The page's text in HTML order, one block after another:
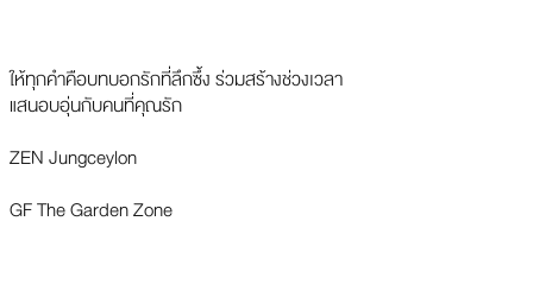
ให้ทุกคำคือบทบอกรักที่ลึกซึ้ง ร่วมสร้างช่วงเวลา
แสนอบอุ่นกับคนที่คุณรัก
ZEN Jungceylon
GF The Garden Zone